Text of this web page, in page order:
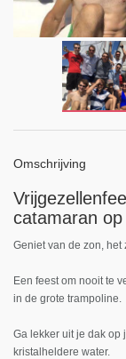
Omschrijving
catamaran
Geniet van de zon, het
Een feest om nooit te
in de grote trampoline.
Ga lekker uit je dak op
kristalheldere water.